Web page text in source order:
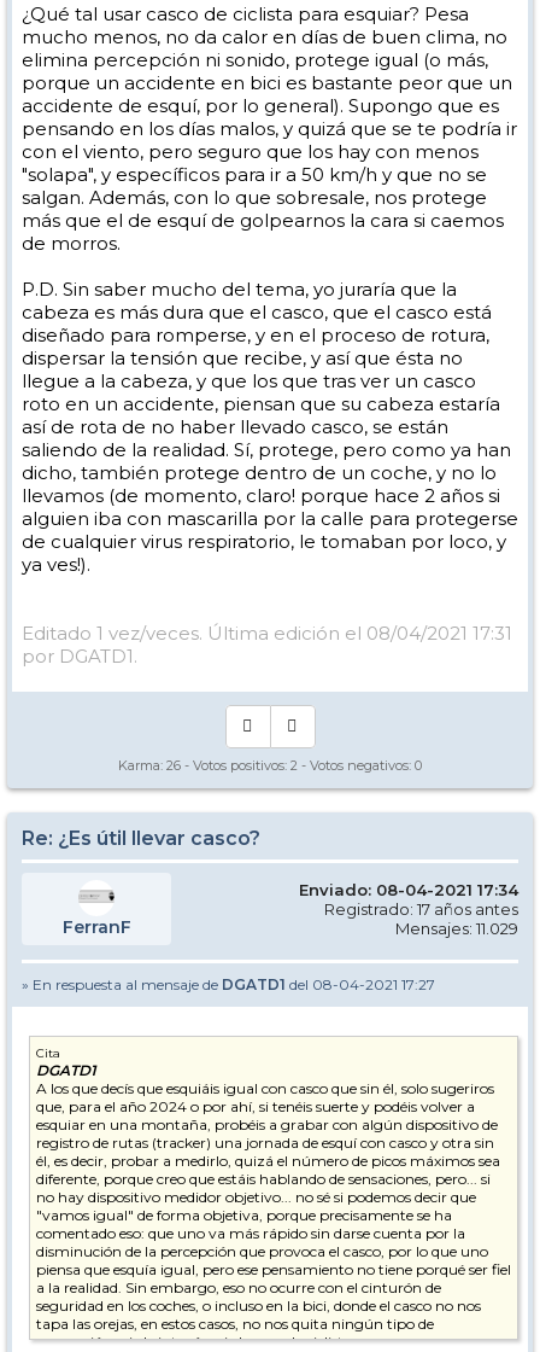
¿Qué tal usar casco de ciclista para esquiar? Pesa
mucho menos, no da calor en días de buen clima, no
elimina percepción ni sonido, protege igual (o más,
porque un accidente en bici es bastante peor que un
accidente de esquí, por lo general). Supongo que es
pensando en los días malos, y quizá que se te podría ir
con el viento, pero seguro que los hay con menos
"solapa", y específicos para ir a 50 km/h y que no se
salgan. Además, con lo que sobresale, nos protege
más que el de esquí de golpearnos la cara si caemos
de morros.
P.D. Sin saber mucho del tema, yo juraría que la
cabeza es más dura que el casco, que el casco está
diseñado para romperse, y en el proceso de rotura,
dispersar la tensión que recibe, y así que ésta no
llegue a la cabeza, y que los que tras ver un casco
roto en un accidente, piensan que su cabeza estaría
así de rota de no haber llevado casco, se están
saliendo de la realidad. Sí, protege, pero como ya han
dicho, también protege dentro de un coche, y no lo
llevamos (de momento, claro! porque hace 2 años si
alguien iba con mascarilla por la calle para protegerse
de cualquier virus respiratorio, le tomaban por loco, y
ya ves!).
Editado 1 vez/veces. Última edición el 08/04/2021 17:31
por DGATD1.
Karma: 26 - Votos positivos: 2 - Votos negativos: 0
Re: ¿Es útil llevar casco?
FerranF
Enviado: 08-04-2021 17:34
Registrado: 17 años antes
Mensajes: 11.029
» En respuesta al mensaje de DGATD1 del 08-04-2021 17:27
Cita
DGATD1
A los que decís que esquiáis igual con casco que sin él, solo sugeriros
que, para el año 2024 o por ahí, si tenéis suerte y podéis volver a
esquiar en una montaña, probéis a grabar con algún dispositivo de
registro de rutas (tracker) una jornada de esquí con casco y otra sin
él, es decir, probar a medirlo, quizá el número de picos máximos sea
diferente, porque creo que estáis hablando de sensaciones, pero... si
no hay dispositivo medidor objetivo... no sé si podemos decir que
"vamos igual" de forma objetiva, porque precisamente se ha
comentado eso: que uno va más rápido sin darse cuenta por la
disminución de la percepción que provoca el casco, por lo que uno
piensa que esquía igual, pero ese pensamiento no tiene porqué ser fiel
a la realidad. Sin embargo, eso no ocurre con el cinturón de
seguridad en los coches, o incluso en la bici, donde el casco no nos
tapa las orejas, en estos casos, no nos quita ningún tipo de
percepción, ni el cinturón ni el casco de ciclista.